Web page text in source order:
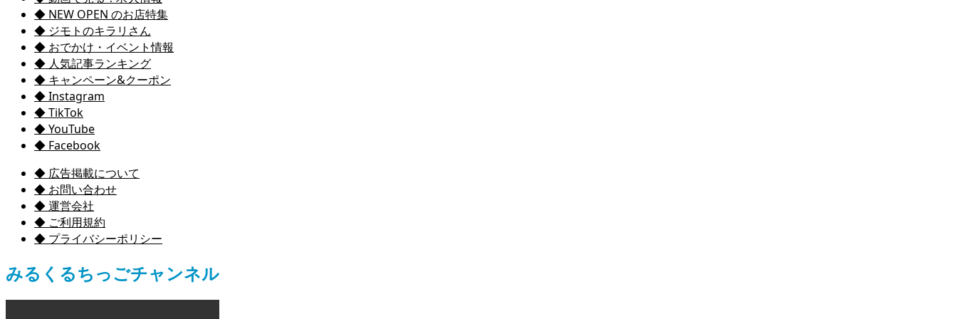
◆ NEW OPEN のお店特集
◆ ジモトのキラリさん
◆ おでかけ・イベント情報
◆ 人気記事ランキング
◆ キャンペーン&クーポン
◆ Instagram
◆ TikTok
◆ YouTube
◆ Facebook
◆ 広告掲載について
◆ お問い合わせ
◆ 運営会社
◆ ご利用規約
◆ プライバシーポリシー
みるくるちっごチャンネル